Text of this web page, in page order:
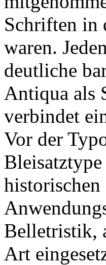
Schriften in
waren.
deutliche
Antiqua als
verbindet
Vor der
Belletristik,
Art